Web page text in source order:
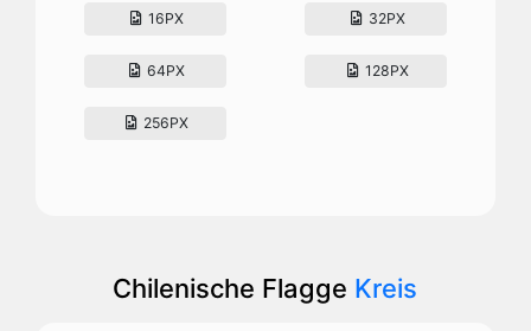
16PX 32PX
64PX 128PX
256PX
Chilenische Flagge Kreis